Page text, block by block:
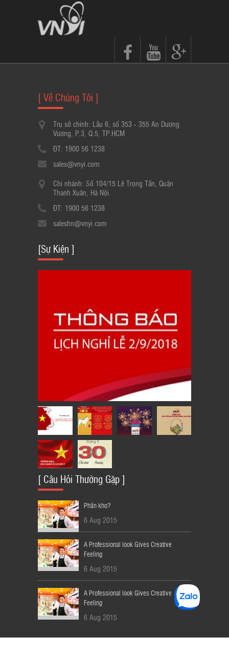
[ Về Chúng Tôi ]
Trụ sở chính: Lầu 6, số 353 - 355 An Dương
Vương, P.3, Q.5, TP.HCM
ĐT: 1900 56 1238
sales@vnyi.com
Chi nhánh: Số 104/15 Lê Trọng Tấn, Quận
Thanh Xuân, Hà Nội.
ĐT: 1900 56 1238
saleshn@vnyi.com
[Sự Kiện ]
LỊCH THÔNG BÁO NGHỈ LỄ QUỐC
KHÁNH 2/9/2018 23
[ Câu Hỏi Thường Gặp ]
Phần kho?
6 Aug 2015
A Professional look Gives Creative
Feeling
6 Aug 2015
A Professional look Gives Creative
Feeling
6 Aug 2015